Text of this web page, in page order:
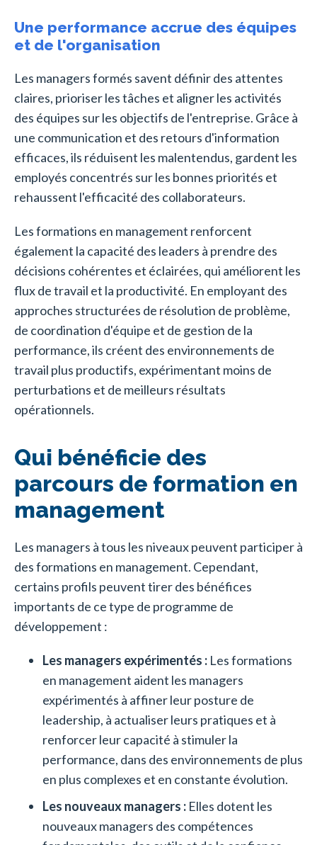
Une performance accrue des équipes
et de l'organisation
Les managers formés savent définir des attentes
claires, prioriser les tâches et aligner les activités
des équipes sur les objectifs de l'entreprise. Grâce à
une communication et des retours d'information
efficaces, ils réduisent les malentendus, gardent les
employés concentrés sur les bonnes priorités et
rehaussent l'efficacité des collaborateurs.
Les formations en management renforcent
également la capacité des leaders à prendre des
décisions cohérentes et éclairées, qui améliorent les
flux de travail et la productivité. En employant des
approches structurées de résolution de problème,
de coordination d'équipe et de gestion de la
performance, ils créent des environnements de
travail plus productifs, expérimentant moins de
perturbations et de meilleurs résultats
opérationnels.
Qui bénéficie des
parcours de formation en
management
Les managers à tous les niveaux peuvent participer à
des formations en management. Cependant,
certains profils peuvent tirer des bénéfices
importants de ce type de programme de
développement :
Les managers expérimentés : Les formations
en management aident les managers
expérimentés à affiner leur posture de
leadership, à actualiser leurs pratiques et à
renforcer leur capacité à stimuler la
performance, dans des environnements de plus
en plus complexes et en constante évolution.
Les nouveaux managers : Elles dotent les
nouveaux managers des compétences